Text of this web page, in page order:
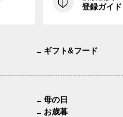
登録ガイド
ギフト&フード
母の日
お歳暮